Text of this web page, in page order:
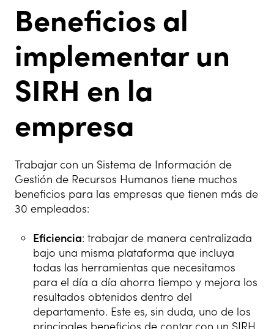
Beneficios al
implementar un
SIRH en la
empresa
Trabajar con un Sistema de Información de
Gestión de Recursos Humanos tiene muchos
beneficios para las empresas que tienen más de
30 empleados:
Eficiencia: trabajar de manera centralizada
bajo una misma plataforma que incluya
todas las herramientas que necesitamos
para el día a día ahorra tiempo y mejora los
resultados obtenidos dentro del
departamento. Este es, sin duda, uno de los